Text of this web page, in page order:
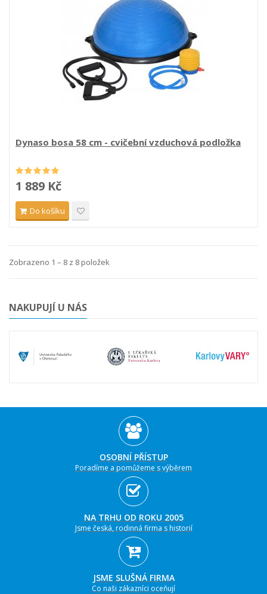
Dynaso bosa 58 cm - cvičební vzduchová podložka
1 889 Kč
Do košíku
Zobrazeno 1 – 8 z 8 položek
NAKUPUJÍ U NÁS
OSOBNÍ PŘÍSTUP
Poradíme a pomůžeme s výběrem
NA TRHU OD ROKU 2005
Jsme česká, rodinná firma s historií
JSME SLUŠNÁ FIRMA
Co naši zákazníci oceňují